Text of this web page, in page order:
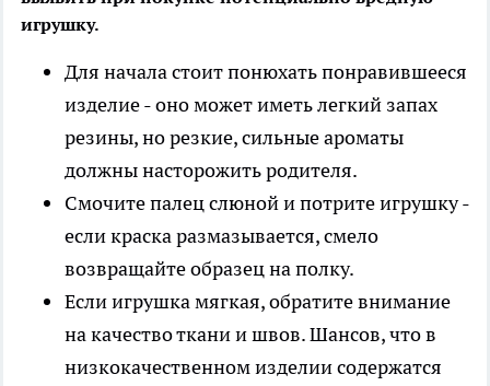
игрушку.
Для начала стоит понюхать понравившееся
изделие - оно может иметь легкий запах
резины, но резкие, сильные ароматы
должны насторожить родителя.
Смочите палец слюной и потрите игрушку -
если краска размазывается, смело
возвращайте образец на полку.
Если игрушка мягкая, обратите внимание
на качество ткани и швов. Шансов, что в
низкокачественном изделии содержатся